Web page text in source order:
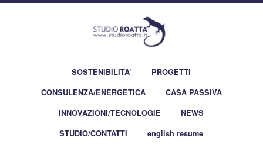
SOSTENIBILITA’
PROGETTI
CONSULENZA/ENERGETICA
CASA PASSIVA
INNOVAZIONI/TECNOLOGIE
NEWS
STUDIO/CONTATTI
english resume